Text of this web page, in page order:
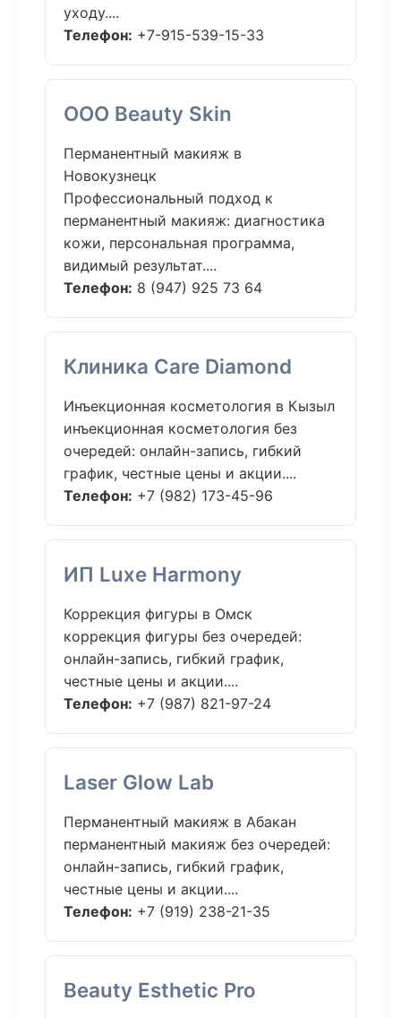
уходу....
Телефон: +7-915-539-15-33
ООО Beauty Skin
Перманентный макияж в
Новокузнецк
Профессиональный подход к
перманентный макияж: диагностика
кожи, персональная программа,
видимый результат....
Телефон: 8 (947) 925 73 64
Клиника Care Diamond
Инъекционная косметология в Кызыл
инъекционная косметология без
очередей: онлайн-запись, гибкий
график, честные цены и акции....
Телефон: +7 (982) 173-45-96
ИП Luxe Harmony
Коррекция фигуры в Омск
коррекция фигуры без очередей:
онлайн-запись, гибкий график,
честные цены и акции....
Телефон: +7 (987) 821-97-24
Laser Glow Lab
Перманентный макияж в Абакан
перманентный макияж без очередей:
онлайн-запись, гибкий график,
честные цены и акции....
Телефон: +7 (919) 238-21-35
Beauty Esthetic Pro